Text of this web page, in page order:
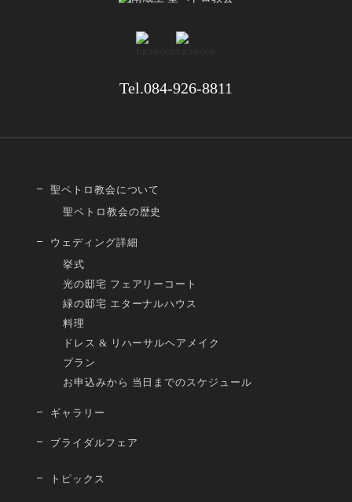
Tel.084-926-8811
聖ペトロ教会について
聖ペトロ教会の歴史
ウェディング詳細
挙式
光の邸宅 フェアリーコート
緑の邸宅 エターナルハウス
料理
ドレス & リハーサルヘアメイク
プラン
お申込みから 当日までのスケジュール
ギャラリー
ブライダルフェア
トピックス